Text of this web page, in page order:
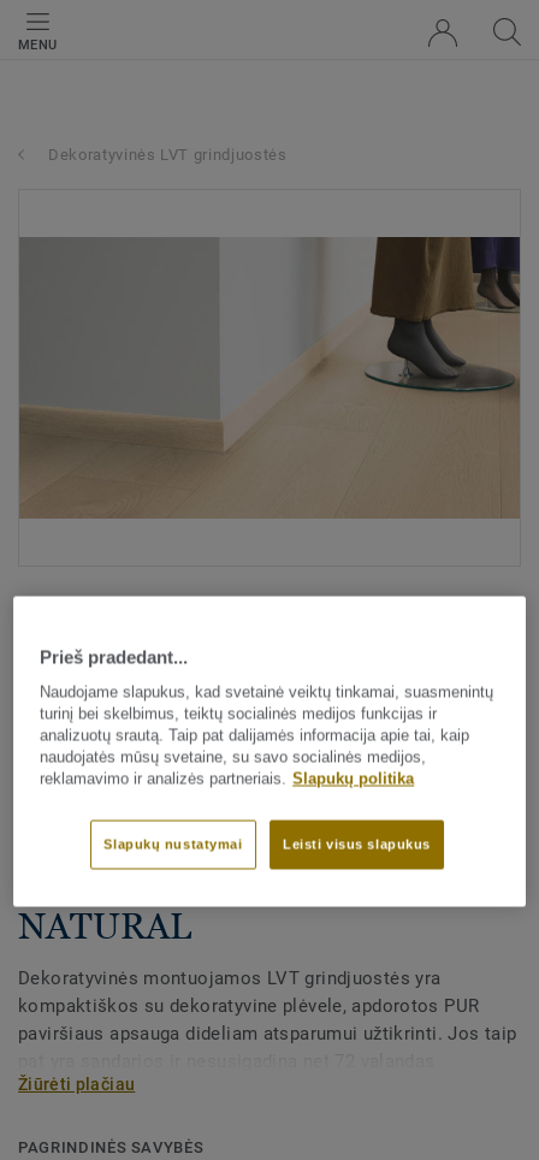
MENU
Dekoratyvinės LVT grindjuostės
Visi dekorai (175)
Dekoratyvinės LVT
grindjuostės - Chatillon Oak
NATURAL
Dekoratyvinės montuojamos LVT grindjuostės yra
kompaktiškos su dekoratyvine plėvele, apdorotos PUR
paviršiaus apsauga dideliam atsparumui užtikrinti. Jos taip
mirkomos vandenyje. Gali būti dviejų aukščių – 60 mm ir
spalvų pilnai apdailai užtikrinti. Dekoratyvinės
Žiūrėti plačiau
PAGRINDINĖS SAVYBĖS
Prieš pradedant...
Naudojame slapukus, kad svetainė veiktų tinkamai, suasmenintų
turinį bei skelbimus, teiktų socialinės medijos funkcijas ir
analizuotų srautą. Taip pat dalijamės informacija apie tai, kaip
naudojatės mūsų svetaine, su savo socialinės medijos,
reklamavimo ir analizės partneriais. Slapukų politika
Leisti visus slapukus
Slapukų nustatymai